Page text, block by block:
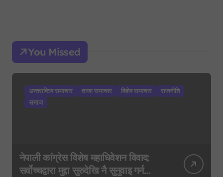
You Missed
अन्तराष्टिय समाचार ताजा समाचार बिशेष समाचार
राजनीति
समाज
नेपाली कांग्रेस विशेष महाधिवेशन विवाद:
सर्वोच्चद्वारा मुद्दा सुरुदेखि नै सुनुवाइ गर्न